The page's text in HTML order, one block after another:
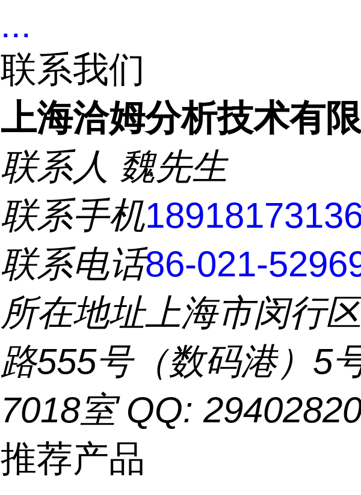
...
联系我们
上海洽姆分析技术有
联系人 魏先生
联系手机
联系电话86-021-
所在地址上海市闵行
路555号（数码港）5
7018室 QQ:
推荐产品